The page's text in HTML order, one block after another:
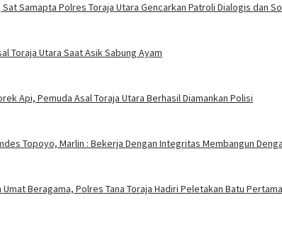
Samapta Polres Toraja Utara Gencarkan Patroli Dialogis dan
Toraja Utara Saat Asik Sabung Ayam
Api, Pemuda Asal Toraja Utara Berhasil Diamankan Polisi
Topoyo, Marlin : Bekerja Dengan Integritas Membangun
Beragama, Polres Tana Toraja Hadiri Peletakan Batu